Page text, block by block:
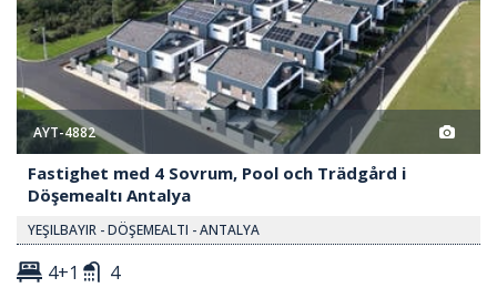
AYT-4882
Fastighet med 4 Sovrum, Pool och Trädgård i
Döşemealtı Antalya
YEŞILBAYIR - DÖŞEMEALTI - ANTALYA
4+1 4